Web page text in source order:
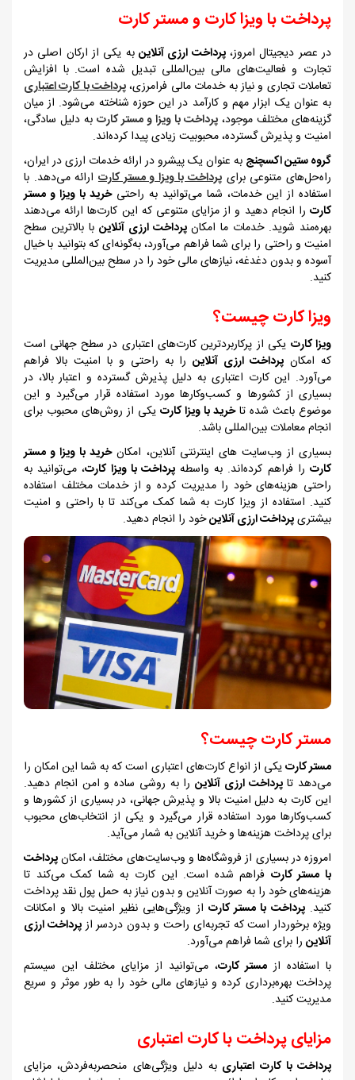
پرداخت با ویزا کارت و مستر کارت
در عصر دیجیتال امروز،پرداخت ارزی آنلاین به یکی از ارکان اصلی در
تجارت و فعالیت‌های مالی بین‌المللی تبدیل شده است. با افزایش
تعاملات تجاری و نیاز به خدمات مالی فرامرزی،پرداخت با کارت اعتباری
به عنوان یک ابزار مهم و کارآمد در این حوزه شناخته می‌شود. از میان
گزینه‌های مختلف موجود، پرداخت با ویزا و مستر کارت به دلیل سادگی،
امنیت و پذیرش گسترده، محبوبیت زیادی پیدا کرده‌اند.
گروه ستین اکسچنج به عنوان یک پیشرو در ارائه خدمات ارزی در ایران،
راه‌حل‌های متنوعی برای پرداخت با ویزا و مستر کارت ارائه می‌دهد. با
استفاده از این خدمات، شما می‌توانید به راحتیخرید با ویزا و مستر
کارت را انجام دهید و از مزایای متنوعی که این کارت‌ها ارائه می‌دهند
بهره‌مند شوید. خدمات ما امکانپرداخت ارزی آنلاین با بالاترین سطح
امنیت و راحتی را برای شما فراهم می‌آورد، به‌گونه‌ای که بتوانید با خیال
آسوده و بدون دغدغه، نیازهای مالی خود را در سطح بین‌المللی مدیریت
کنید.
ویزا کارت چیست؟
ویزا کارت یکی از پرکاربردترین کارت‌های اعتباری در سطح جهانی است
که امکان پرداخت ارزی آنلاینرا به راحتی و با امنیت بالا فراهم
می‌آورد. این کارت اعتباری به دلیل پذیرش گسترده و اعتبار بالا، در
بسیاری از کشورها و کسب‌وکارها مورد استفاده قرار می‌گیرد و این
موضوع باعث شده تاخرید با ویزا کارت یکی از روش‌های محبوب برای
انجام معاملات بین‌المللی باشد.
بسیاری از وب‌سایت های اینترنتی آنلاین، امکانخرید با ویزا و مستر
کارترا فراهم کرده‌اند. به واسطهپرداخت با ویزا کارت، می‌توانید به
راحتی هزینه‌های خود را مدیریت کرده و از خدمات مختلف استفاده
کنید. استفاده از ویزا کارت به شما کمک می‌کند تا با راحتی و امنیت
بیشتریپرداخت ارزی آنلاینخود را انجام دهید.
مستر کارت چیست؟
مستر کارتیکی از انواع کارت‌های اعتباری است که به شما این امکان را
می‌دهد تاپرداخت ارزی آنلاین را به روشی ساده و امن انجام دهید.
این کارت به دلیل امنیت بالا و پذیرش جهانی، در بسیاری از کشورها و
کسب‌وکارها مورد استفاده قرار می‌گیرد و یکی از انتخاب‌های محبوب
برای پرداخت هزینه‌ها و خرید آنلاین به شمار می‌آید.
امروزه در بسیاری از فروشگاه‌ها و وب‌سایت‌های مختلف، امکانپرداخت
با مستر کارت فراهم شده است. این کارت به شما کمک می‌کند تا
هزینه‌های خود را به صورت آنلاین و بدون نیاز به حمل پول نقد پرداخت
کنید.پرداخت با مستر کارت از ویژگی‌هایی نظیر امنیت بالا و امکانات
ویژه برخوردار است که تجربه‌ای راحت و بدون دردسر ازپرداخت ارزی
آنلاین را برای شما فراهم می‌آورد.
با استفاده از مستر کارت، می‌توانید از مزایای مختلف این سیستم
پرداخت بهره‌برداری کرده و نیازهای مالی خود را به طور موثر و سریع
مدیریت کنید.
مزایای پرداخت با کارت اعتباری
پرداخت با کارت اعتباری به دلیل ویژگی‌های منحصربه‌فردش، مزایای